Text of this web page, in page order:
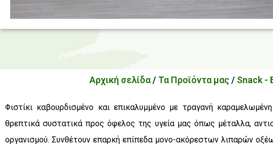
Αρχική σελίδα/ Τα Προϊόντα μας / Snack -
Φιστίκι καβουρδισμένο και επικαλυμμένο με τραγανή
θρεπτικά συστατικά προς όφελος της υγεία μας όπως μέταλλα,
οργανισμού. Συνθέτουν επαρκή επίπεδα μονο-ακόρεστων λιπαρών